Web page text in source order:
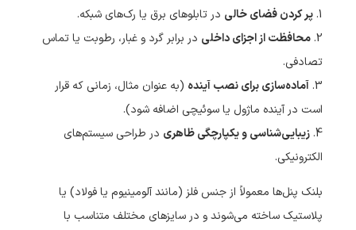
1. پر کردن فضای خالی در تابلوهای برق یا رک‌های شبکه.
2. محافظت از اجزای داخلی در برابر گرد و غبار، رطوبت یا تماس
تصادفی.
3. آماده‌سازی برای نصب آینده (به عنوان مثال، زمانی که قرار
است در آینده ماژول یا سوئیچی اضافه شود).
4. زیبایی‌شناسی و یکپارچگی ظاهری در طراحی سیستم‌های
الکترونیکی.
بلنک پنل‌ها معمولاً از جنس فلز (مانند آلومینیوم یا فولاد) یا
پلاستیک ساخته می‌شوند و در سایزهای مختلف متناسب با